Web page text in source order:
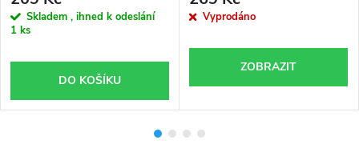
Skladem , ihned k odeslání
1 ks
DO KOŠÍKU
Vyprodáno
ZOBRAZIT